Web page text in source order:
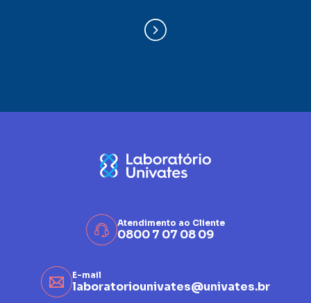
Atendimento ao Cliente
0800 7 07 08 09
E-mail
laboratoriounivates@univates.br